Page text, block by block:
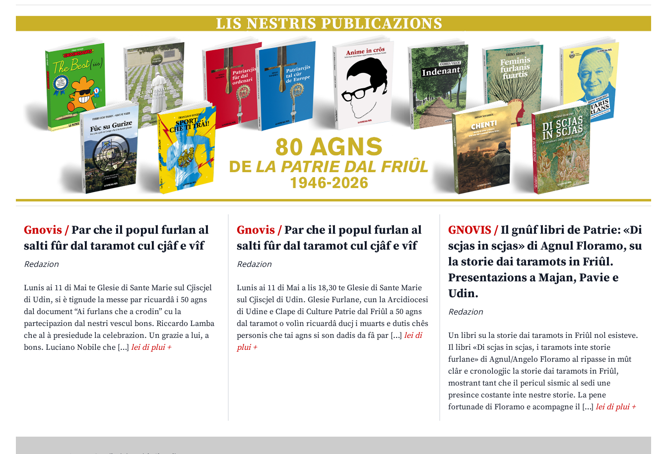
Gnovis /Par che il popul furlan al
salti fûr dal taramot cul cjâf e vîf
Redazion
Lunis ai 11 di Mai te Glesie di Sante Marie sul Cjiscjel
di Udin, si è tignude la messe par ricuardâ i 50 agns
dal document “Ai furlans che a crodin” cu la
partecipazion dal nestri vescul bons. Riccardo Lamba
che al à presiedude la celebrazion. Un grazie a lui, a
bons. Luciano Nobile che […] lei di plui +
Gnovis /Par che il popul furlan al
salti fûr dal taramot cul cjâf e vîf
Redazion
Lunis ai 11 di Mai a lis 18,30 te Glesie di Sante Marie
sul Cjiscjel di Udin. Glesie Furlane, cun la Arcidiocesi
di Udine e Clape di Culture Patrie dal Friûl a 50 agns
dal taramot o volìn ricuardâ ducj i muarts e dutis chês
personis che tai agns si son dadis da fâ par […] lei di
plui +
GNOVIS /Il gnûf libri de Patrie: «Di
scjas in scjas» di Agnul Floramo, su
la storie dai taramots in Friûl.
Presentazions a Majan, Pavie e
Udin.
Redazion
Un libri su la storie dai taramots in Friûl nol esisteve.
Il libri «Di scjas in scjas, i taramots inte storie
furlane» di Agnul/Angelo Floramo al ripasse in mût
clâr e cronologjic la storie dai taramots in Friûl,
mostrant tant che il pericul sismic al sedi une
presince costante inte nestre storie. La pene
fortunade di Floramo e acompagne il […]lei di plui +